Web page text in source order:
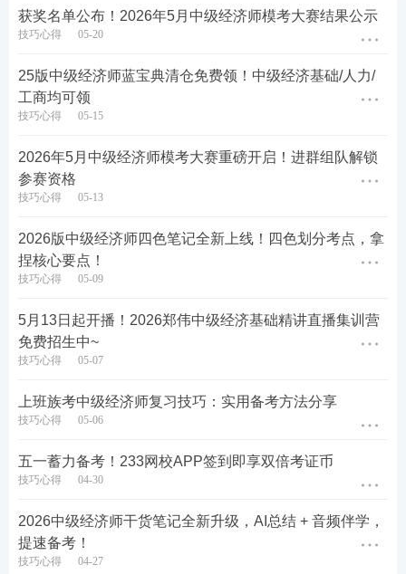
本，领完即止
理、中级金融，4科任选其一领取，每人限领一
科。（重要提醒：书籍均为2025版本
经济师学霸君好友成功视为助力成功，邀请3位备
考好友添加好友
）即可免费获得，无隐藏消费，不
取活动。
获奖名单公布！2026年5月中级经济师模考大赛结果公示
技巧心得 05-20
25版中级经济师蓝宝典清仓免费领！中级经济基础/人力/
工商均可领
技巧心得 05-15
2026年5月中级经济师模考大赛重磅开启！进群组队解锁
参赛资格
技巧心得 05-13
2026版中级经济师四色笔记全新上线！四色划分考点，拿
捏核心要点！
技巧心得 05-09
5月13日起开播！2026郑伟中级经济基础精讲直播集训营
免费招生中~
技巧心得 05-07
上班族考中级经济师复习技巧：实用备考方法分享
技巧心得 05-06
五一蓄力备考！233网校APP签到即享双倍考证币
技巧心得 04-30
2026中级经济师干货笔记全新升级，AI总结 + 音频伴学，
提速备考！
技巧心得 04-27